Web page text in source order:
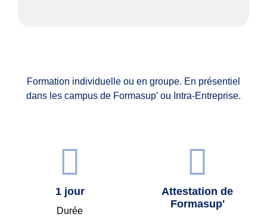
Formation individuelle ou en groupe. En présentiel
dans les campus de Formasup’ ou Intra-Entreprise.
1 jour
Durée
Attestation de
Formasup'